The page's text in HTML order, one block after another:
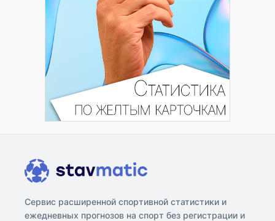
Сервис расширенной спортивной статистики и
ежедневных прогнозов на спорт без регистрации и